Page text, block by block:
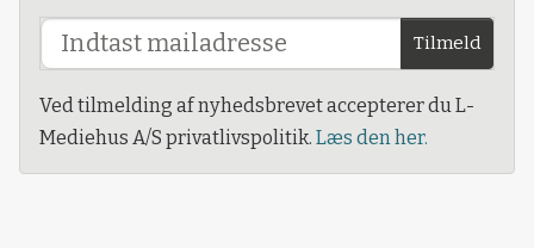
Tilmeld
Ved tilmelding af nyhedsbrevet accepterer du L-
Mediehus A/S privatlivspolitik. Læs den her.